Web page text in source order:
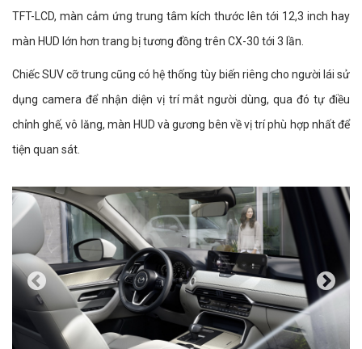
TFT-LCD, màn cảm ứng trung tâm kích thước lên tới 12,3 inch hay
màn HUD lớn hơn trang bị tương đồng trên CX-30 tới 3 lần.
Chiếc SUV cỡ trung cũng có hệ thống tùy biến riêng cho người lái sử
dụng camera để nhận diện vị trí mắt người dùng, qua đó tự điều
chỉnh ghế, vô lăng, màn HUD và gương bên về vị trí phù hợp nhất để
tiện quan sát.